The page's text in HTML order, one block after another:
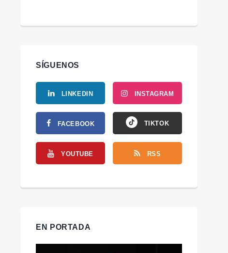
SÍGUENOS
LINKEDIN
FACEBOOK
YOUTUBE
INSTAGRAM
TIKTOK
RSS
EN PORTADA